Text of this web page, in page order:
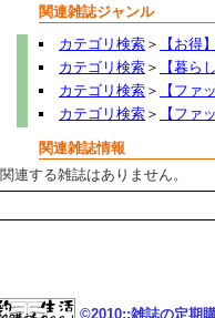
関連雑誌ジャンル
カテゴリ検索 ＞
【お得
カテゴリ検索 ＞
【暮ら
カテゴリ検索 ＞
【ファ
カテゴリ検索 ＞ 【ファ
関連雑誌情報
関連する雑誌はありません。
©2010::雑誌の定期